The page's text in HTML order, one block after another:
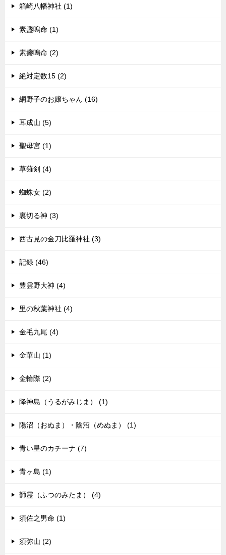
箱崎八幡神社 (1)
素盞嗚命 (1)
素盞嗚命 (2)
絶対定数15 (2)
網野子のお嬢ちゃん (16)
耳成山 (5)
聖母宮 (1)
草薙剣 (4)
蜘蛛女 (2)
裏切る神 (3)
西古見の金刀比羅神社 (3)
記録 (46)
豊雲野大神 (4)
里の秋葉神社 (4)
金毛九尾 (4)
金華山 (1)
金輪際 (2)
降神島（うるがみじま） (1)
陽沼（おぬま）・陰沼（めぬま） (1)
青い星のカチーナ (7)
青ヶ島 (1)
韴霊（ふつのみたま） (4)
須佐之男命 (1)
須弥山 (2)